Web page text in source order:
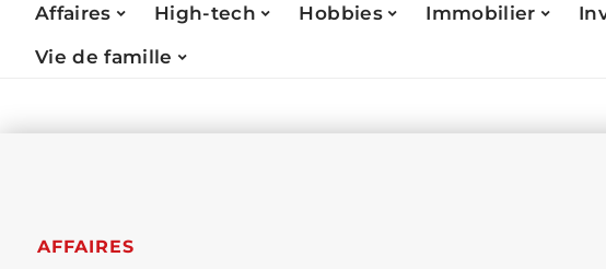
Affaires High-tech Hobbies Immobilier
Vie de famille
AFFAIRES